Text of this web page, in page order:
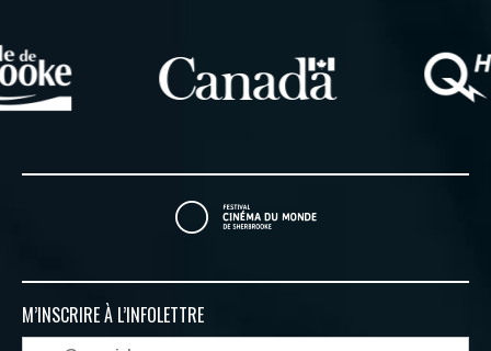
M’INSCRIRE À L’INFOLETTRE